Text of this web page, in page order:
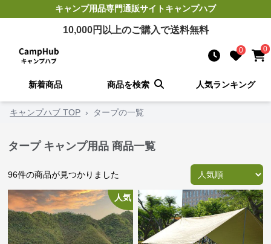
キャンプ用品専門通販サイトキャンプハブ
10,000円以上のご購入で送料無料
0 0
新着商品 商品を検索 人気ランキング
キャンプハブ TOP › タープの一覧
タープ キャンプ用品 商品一覧
96件の商品が見つかりました
人気